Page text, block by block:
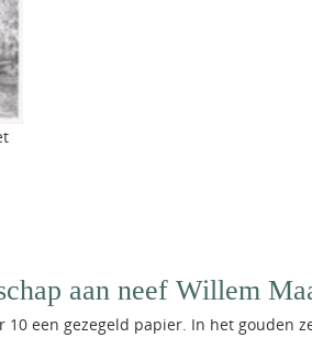
aan neef Willem
een gezegeld papier. In het gouden